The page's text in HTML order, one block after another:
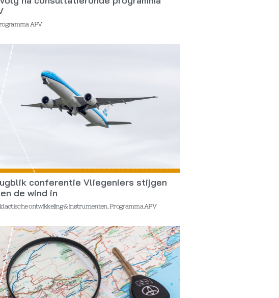
APV
conferentie Vliegeniers stijgen
de wind in
ontwikkeling & instrumenten,Programma APV